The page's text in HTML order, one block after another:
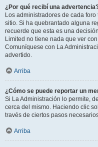
¿Por qué recibí una
Los administradores de cada
sitio. Si ha quebrantado alguna
recuerde que esta es una
Limited no tiene nada que ver
Comuníquese con La
advertido.
Arriba
¿Cómo se puede reportar un
Si La Administración lo permite,
cerca del mismo. Haciendo clic
través de ciertos pasos
Arriba